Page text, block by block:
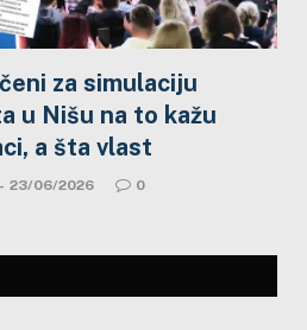
za simulaciju
u Nišu na to kažu
a šta vlast
23/06/2026 0